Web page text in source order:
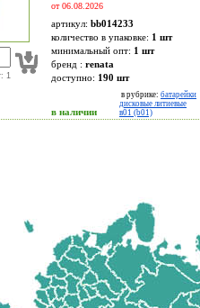
1
от 06.08.2026
артикул: bb014233
количество в упаковке: 1 шт
минимальный опт: 1 шт
бренд : renata
доступно: 190 шт
в наличии
в рубрике: батарейки
дисковые литиевые
в01 (b01)